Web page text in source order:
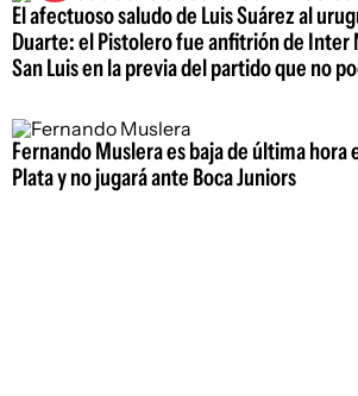
El afectuoso saludo de Luis Suárez al
Duarte: el Pistolero fue anfitrión de Inter
San Luis en la previa del partido que no
Fernando Muslera es baja de última hora
Plata y no jugará ante Boca Juniors